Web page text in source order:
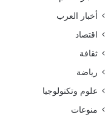
أخبار العرب
اقتصاد
ثقافة
رياضة
علوم وتكنولوجيا
منوعات